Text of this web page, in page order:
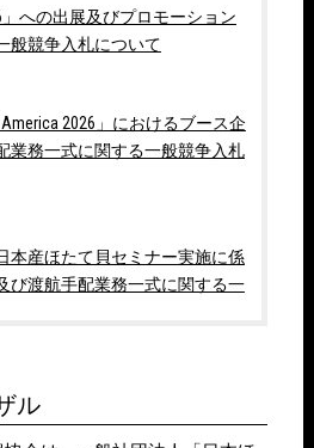
」への出展及びプロモーション
般競争入札について
America 2026」におけるブース企
業務一式に関する一般競争入札
本産ほたて貝セミナー実施に係
び渡航手配業務一式に関する一
」におけるブース調整・運
手配に係る事業に関する一般競
ル